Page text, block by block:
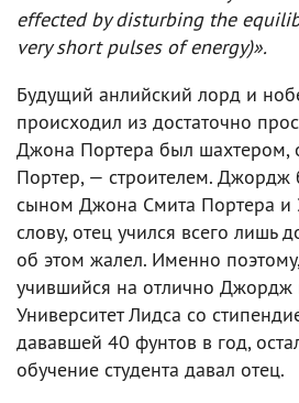
effected by disturbing the
very short pulses of energy)».
Будущий анлийский лорд и
происходил из достаточно
Джона Портера был шахтером,
Портер, — строителем. Джордж
сыном Джона Смита Портера и
слову, отец учился всего лишь
об этом жалел. Именно
учившийся на отлично Джордж
Университет Лидса со
дававшей 40 фунтов в год,
обучение студента давал отец.